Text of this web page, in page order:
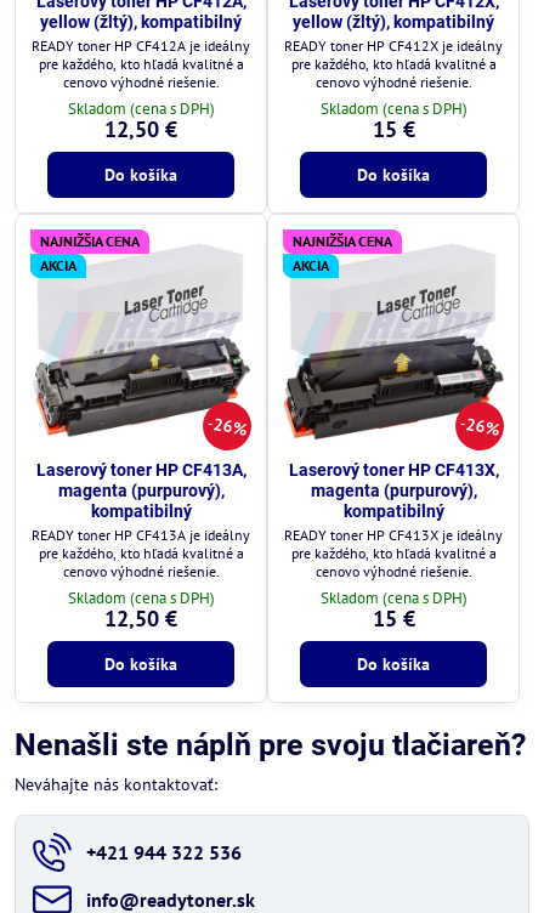
yellow (žltý), kompatibilný
READY toner HP CF412A je ideálny
pre každého, kto hľadá kvalitné a
cenovo výhodné riešenie.
Skladom (cena s DPH)
12,50 €
Do košíka
yellow (žltý), kompatibilný
READY toner HP CF412X je ideálny
pre každého, kto hľadá kvalitné a
cenovo výhodné riešenie.
Skladom (cena s DPH)
15 €
Do košíka
26%
NAJNIŽŠIA CENA
AKCIA
Laserový toner HP CF413A,
magenta (purpurový),
kompatibilný
READY toner HP CF413A je ideálny
pre každého, kto hľadá kvalitné a
cenovo výhodné riešenie.
Skladom (cena s DPH)
12,50 €
Do košíka
26%
NAJNIŽŠIA CENA
AKCIA
Laserový toner HP CF413X,
magenta (purpurový),
kompatibilný
READY toner HP CF413X je ideálny
pre každého, kto hľadá kvalitné a
cenovo výhodné riešenie.
Skladom (cena s DPH)
15 €
Do košíka
Nenašli ste náplň pre svoju tlačiareň?
Neváhajte nás kontaktovať:
+421 944 322 536
info​@readytoner​.sk